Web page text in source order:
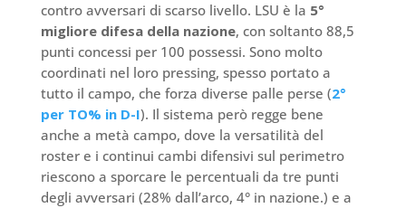
contro avversari di scarso livello. LSU è la 5°
migliore difesa della nazione, con soltanto 88,5
punti concessi per 100 possessi. Sono molto
coordinati nel loro pressing, spesso portato a
tutto il campo, che forza diverse palle perse (2°
per TO% in D-I). Il sistema però regge bene
anche a metà campo, dove la versatilità del
roster e i continui cambi difensivi sul perimetro
riescono a sporcare le percentuali da tre punti
degli avversari (28% dall’arco, 4° in nazione.) e a